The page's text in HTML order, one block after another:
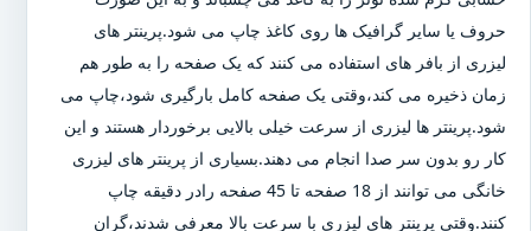
حروف یا سایر گرافیک ها روی کاغذ چاپ می شود.پرینتر های
لیزری از بافر های استفاده می کنند که یک صفحه را به طور هم
زمان ذخیره می کند،وقتی یک صفحه کامل بارگیری شود،چاپ می
شود.پرینتر ها لیزری از سرعت خیلی بالایی برخوردار هستند و این
کار رو بدون سر صدا انجام می دهند.بسیاری از پرینتر های لیزری
خانگی می توانند از 18 صفحه تا 45 صفحه رادر دقیقه چاپ
کنند.وقتی پرینتر های لیزری با سرعت بالا معرفی شدند،گران